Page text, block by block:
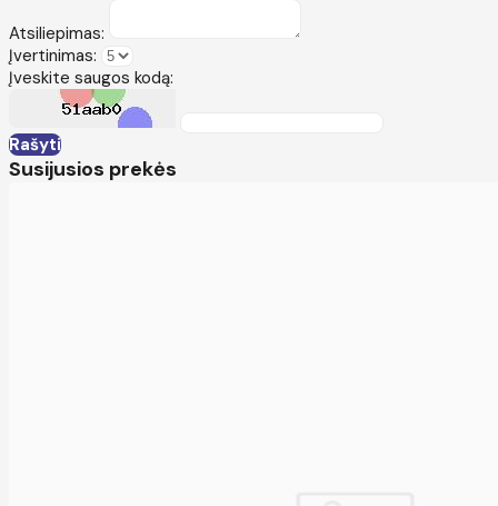
Atsiliepimas:
Įvertinimas:
Įveskite saugos kodą:
Rašyti
Susijusios prekės